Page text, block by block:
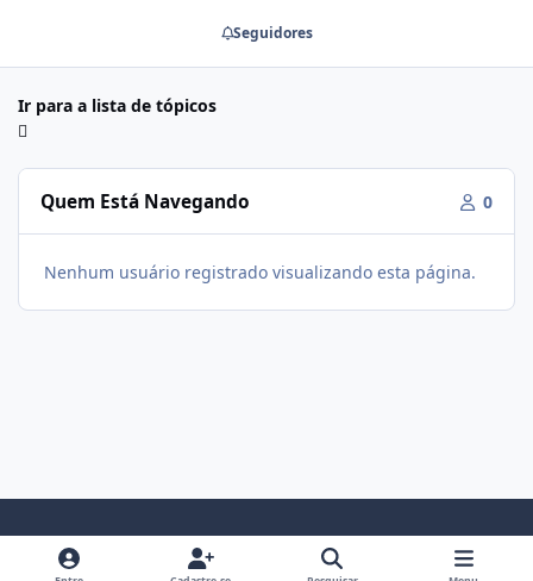
Seguidores
Ir para a lista de tópicos
Quem Está Navegando 0
Nenhum usuário registrado visualizando esta página.
Modo ClaroModo EscuroPreferência do Sistema i